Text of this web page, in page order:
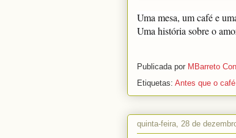
Uma mesa, um café e
Uma história sobre o
Publicada por MBarreto
Etiquetas: Antes que o
quinta-feira, 28 de